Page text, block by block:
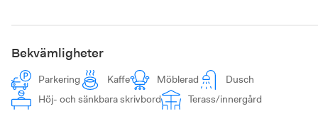
Bekvämligheter
Parkering Kaffe Möblerad
Dusch
Höj- och sänkbara skrivbord
Terass/innergård